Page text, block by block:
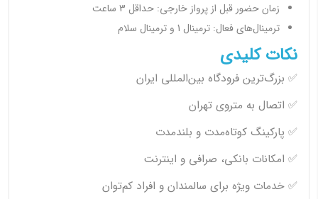
زمان حضور قبل از پرواز خارجی: حداقل 3 ساعت
ترمینال‌های فعال: ترمینال 1 و ترمینال سلام
نکات کلیدی
✅ بزرگ‌ترین فرودگاه بین‌المللی ایران
✅ اتصال به متروی تهران
✅ پارکینگ کوتاه‌مدت و بلندمدت
✅ امکانات بانکی، صرافی و اینترنت
✅ خدمات ویژه برای سالمندان و افراد کم‌توان